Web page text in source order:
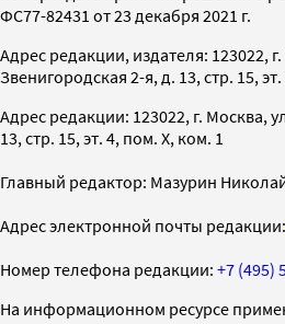
ФС77-82431 от 23 декабря 2021 г.
Адрес редакции, издателя: 123022,
Звенигородская 2-я, д. 13, стр. 15,
Адрес редакции: 123022, г. Москва,
13, стр. 15, эт. 4, пом. X, ком. 1
Главный редактор: Мазурин
Адрес электронной почты редакции:
Номер телефона редакции: +7 (495)
На информационном ресурсе